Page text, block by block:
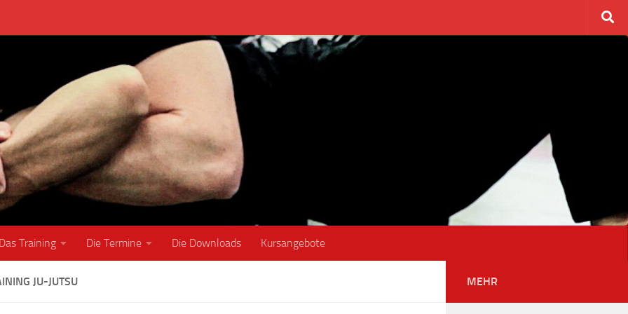
Das Training Die Termine Die Downloads Kursangebote
JU-JUTSU MEHR